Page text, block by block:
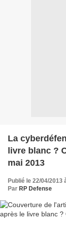
La
livre blanc ?
mai 2013
Publié le 22/04/2013
Par RP Defense